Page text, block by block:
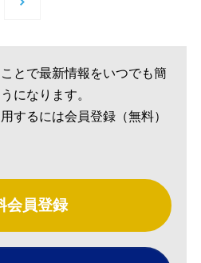
とで最新情報をいつでも簡
になります。
するには会員登録（無料）
会員登録